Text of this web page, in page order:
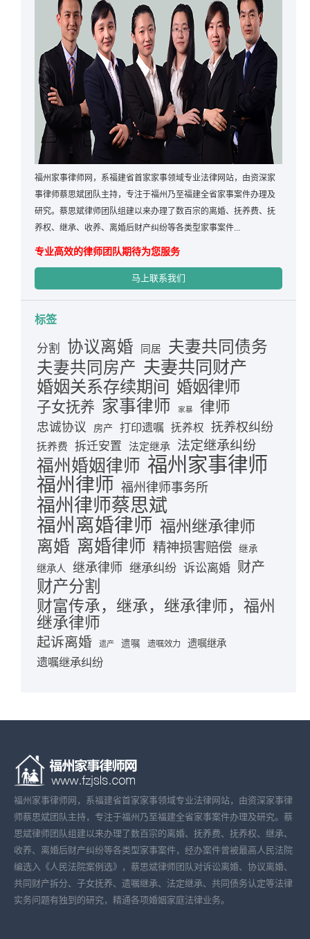
福州家事律师网，系福建省首家家事领域专业法律网站，由资深家
事律师蔡思斌团队主持，专注于福州乃至福建全省家事案件办理及
研究。蔡思斌律师团队组建以来办理了数百宗的离婚、抚养费、抚
养权、继承、收养、离婚后财产纠纷等各类型家事案件...
专业高效的律师团队期待为您服务
马上联系我们
标签
分割 协议离婚 同居 夫妻共同债务
夫妻共同房产 夫妻共同财产
婚姻关系存续期间 婚姻律师
子女抚养 家事律师 家暴 律师
忠诚协议 房产 打印遗嘱 抚养权 抚养权纠纷
抚养费 拆迁安置 法定继承 法定继承纠纷
福州婚姻律师 福州家事律师
福州律师 福州律师事务所
福州律师蔡思斌
福州离婚律师 福州继承律师
离婚 离婚律师 精神损害赔偿 继承
继承人 继承律师 继承纠纷 诉讼离婚 财产
财产分割
财富传承，继承，继承律师，福州
继承律师
起诉离婚 遗产 遗嘱 遗嘱效力 遗嘱继承
遗嘱继承纠纷
福州家事律师网，系福建省首家家事领域专业法律网站，由资深家事律
师蔡思斌团队主持，专注于福州乃至福建全省家事案件办理及研究。蔡
思斌律师团队组建以来办理了数百宗的离婚、抚养费、抚养权、继承、
收养、离婚后财产纠纷等各类型家事案件，经办案件曾被最高人民法院
编选入《人民法院案例选》，蔡思斌律师团队对诉讼离婚、协议离婚、
共同财产拆分、子女抚养、遗嘱继承、法定继承、共同债务认定等法律
实务问题有独到的研究，精通各项婚姻家庭法律业务。